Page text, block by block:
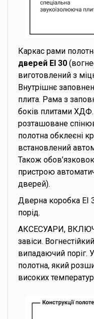
Каркас рами
дверей EI 30
виготовлений з
Внутрішнє
плита. Рама з
боків плитами
розташоване
полотна обклеєні
встановлений
Також
пристрою
дверей).
Дверна коробка EI
порід.
АКСЕСУАРИ,
завіси.
випадаючий поріг.
полотна, який
високих